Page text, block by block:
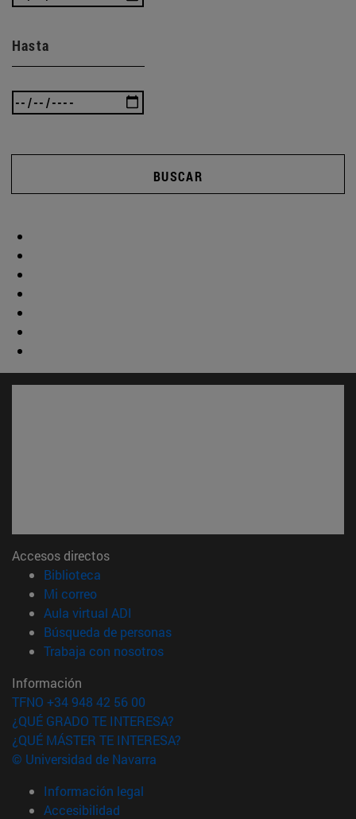
Hasta
BUSCAR
Accesos directos
Biblioteca
Mi correo(abre en nueva ventana)
Aula virtual ADI
Búsqueda de personas(abre en nueva ventana)
Trabaja con nosotros(abre en nueva ventana)
Información
TFNO +34 948 42 56 00
¿QUÉ GRADO TE INTERESA?
¿QUÉ MÁSTER TE INTERESA?
© Universidad de Navarra
Información legal
Accesibilidad